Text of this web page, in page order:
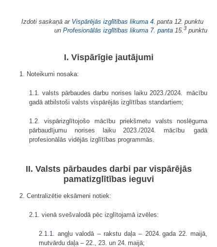
Izdoti saskaņā ar Vispārējās izglītības likuma 4. panta 12. punktu
un Profesionālās izglītības likuma 7. panta 15.3 punktu
I. Vispārīgie jautājumi
1. Noteikumi nosaka:
1.1. valsts pārbaudes darbu norises laiku 2023./2024. mācību
gadā atbilstoši valsts vispārējās izglītības standartiem;
1.2. vispārizglītojošo mācību priekšmetu valsts noslēguma
pārbaudījumu norises laiku 2023./2024. mācību gadā
profesionālās vidējās izglītības programmās.
II. Valsts pārbaudes darbi par vispārējās
pamatizglītības ieguvi
2. Centralizētie eksāmeni notiek:
2.1. vienā svešvalodā pēc izglītojamā izvēles:
2.1. 1.
angļu valodā – rakstu daļa – 2024. gada 22. maijā,
mutvārdu daļa – 22., 23. un 24. maijā;